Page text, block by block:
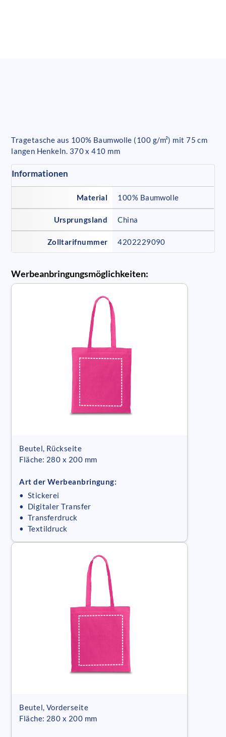
Tragetasche aus 100% Baumwolle (100 g/m²) mit 75 cm
langen Henkeln. 370 x 410 mm
Informationen
Material 100% Baumwolle
Ursprungsland China
Zolltarifnummer 4202229090
Werbeanbringungsmöglichkeiten:
Beutel, Rückseite
Fläche: 280 x 200 mm
Art der Werbeanbringung:
• Stickerei
• Digitaler Transfer
• Transferdruck
• Textildruck
Beutel, Vorderseite
Fläche: 280 x 200 mm